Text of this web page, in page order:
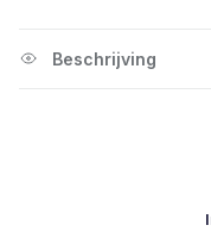
Beschrijving